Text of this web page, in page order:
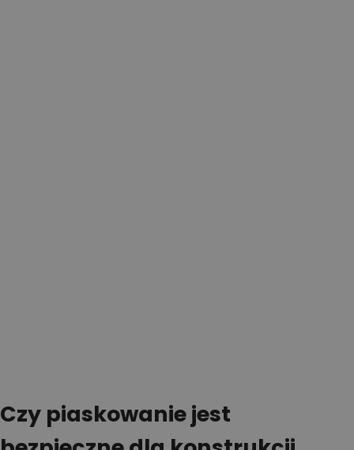
Czy piaskowanie jest